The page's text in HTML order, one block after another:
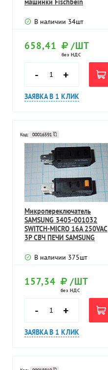
машинки Fischbein
В наличии 34шт
658,41 /ШТ
без НДС
- +
ЗАЯВКА В 1 КЛИК
Код: 00016591
Микропереключатель
SAMSUNG 3405-001032
SWITCH-MICRO 16A 250VAC
3P СВЧ ПЕЧИ SAMSUNG
В наличии 375шт
157,34 /ШТ
без НДС
- +
ЗАЯВКА В 1 КЛИК